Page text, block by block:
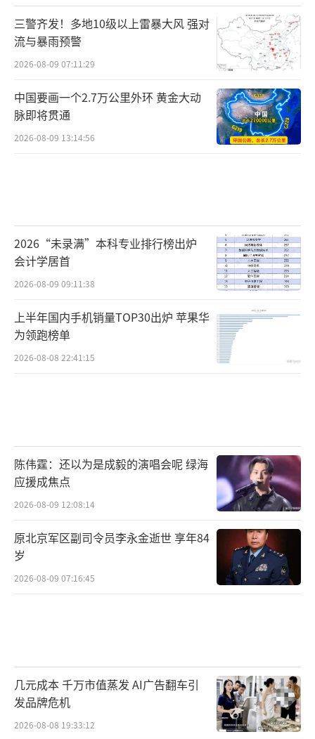
三警齐发！多地10级以上雷暴大风 强对
流与暴雨预警
2026-08-09 07:11:29
中国要画一个2.7万公里外环 黄金大动
脉即将贯通
2026-08-09 13:14:56
2026“未录满”本科专业排行榜出炉
会计学居首
2026-08-09 09:11:38
上半年国内手机销量TOP30出炉 苹果华
为领跑榜单
2026-08-08 22:41:15
陈伟霆：还以为是成毅的演唱会呢 绿海
应援成焦点
2026-08-09 12:08:14
原北京军区副司令员李永金逝世 享年84
岁
2026-08-09 07:16:45
几元成本 千万市值蒸发 AI广告翻车引
发品牌危机
2026-08-08 19:33:12